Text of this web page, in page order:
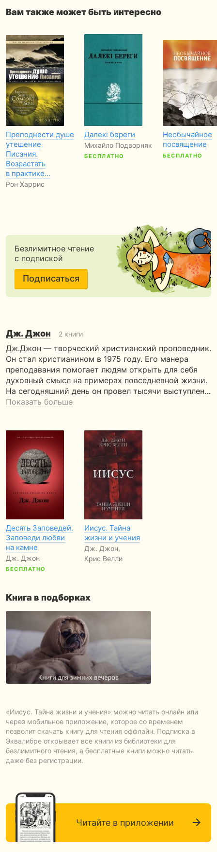
Вам также может быть интересно
Преподнести душе
утешение
Писания.
Возрастать
в практике…
Рон Харрис
Далекі береги
Михайло Подворняк
БЕСПЛАТНО
Необычайное
посвящение
БЕСПЛАТНО
Безлимитное чтение
с подпиской
Подписаться
Дж. Джон 2 книги
Дж.Джон — творческий христианский проповедник.
Он стал христианином в 1975 году. Его манера
преподавания помогает людям открыть для себя
духовный смысл на примерах повседневной жизни.
На сегодняшний день он провел тысячи выступлен…
Показать больше
Десять Заповедей.
Заповеди любви
на камне
Дж. Джон
БЕСПЛАТНО
Иисус. Тайна
жизни и учения
Дж. Джон,
Крис Велли
Книга в подборках
«Иисус. Тайна жизни и учения» можно читать онлайн или
через мобильное приложение, которое со временем
позволит скачать книгу для чтения оффлайн. Подписка в
Эквалибре открывает все книги из библиотеки для
безлимитного чтения, а бесплатные книги можно читать
даже без регистрации.
Читайте в приложении